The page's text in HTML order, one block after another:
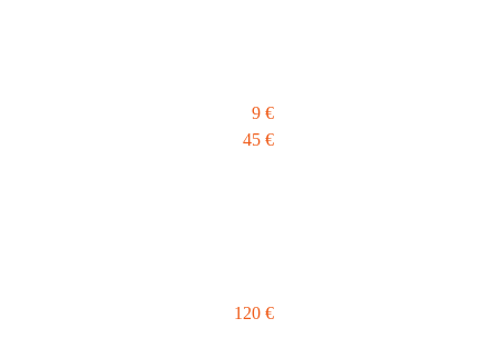
9 €
45 €
120 €